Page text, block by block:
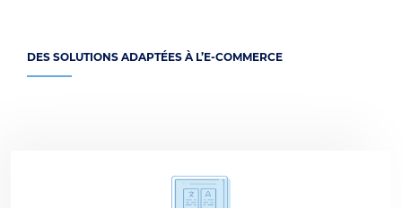
DES SOLUTIONS ADAPTÉES À L’E-COMMERCE